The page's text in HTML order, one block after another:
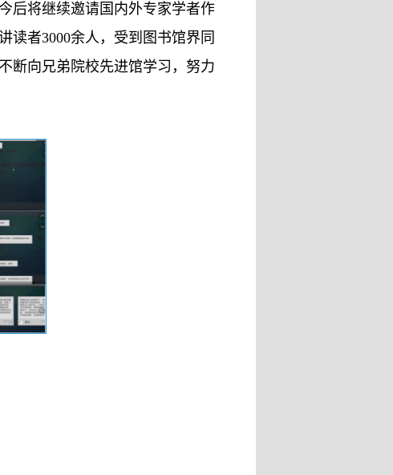
后将继续邀请国内外专家学者作
读者3000余人，受到图书馆界同
断向兄弟院校先进馆学习，努力